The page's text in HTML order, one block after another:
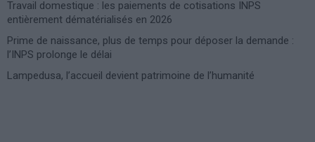
Travail domestique : les paiements de cotisations INPS
entièrement dématérialisés en 2026
Prime de naissance, plus de temps pour déposer la demande :
l’INPS prolonge le délai
Lampedusa, l’accueil devient patrimoine de l’humanité